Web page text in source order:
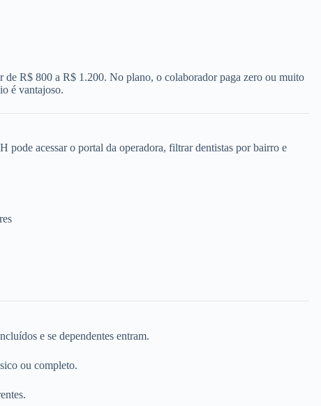
R$ 800 a R$ 1.200. No plano, o colaborador paga zero ou muito
é vantajoso.
pode acessar o portal da operadora, filtrar dentistas por bairro e
e se dependentes entram.
ou completo.